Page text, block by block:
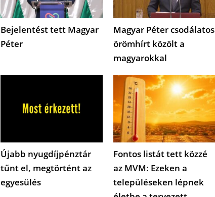
Bejelentést tett Magyar
Péter
Magyar Péter csodálatos
örömhírt közölt a
magyarokkal
Újabb nyugdíjpénztár
tűnt el, megtörtént az
egyesülés
Fontos listát tett közzé
az MVM: Ezeken a
településeken lépnek